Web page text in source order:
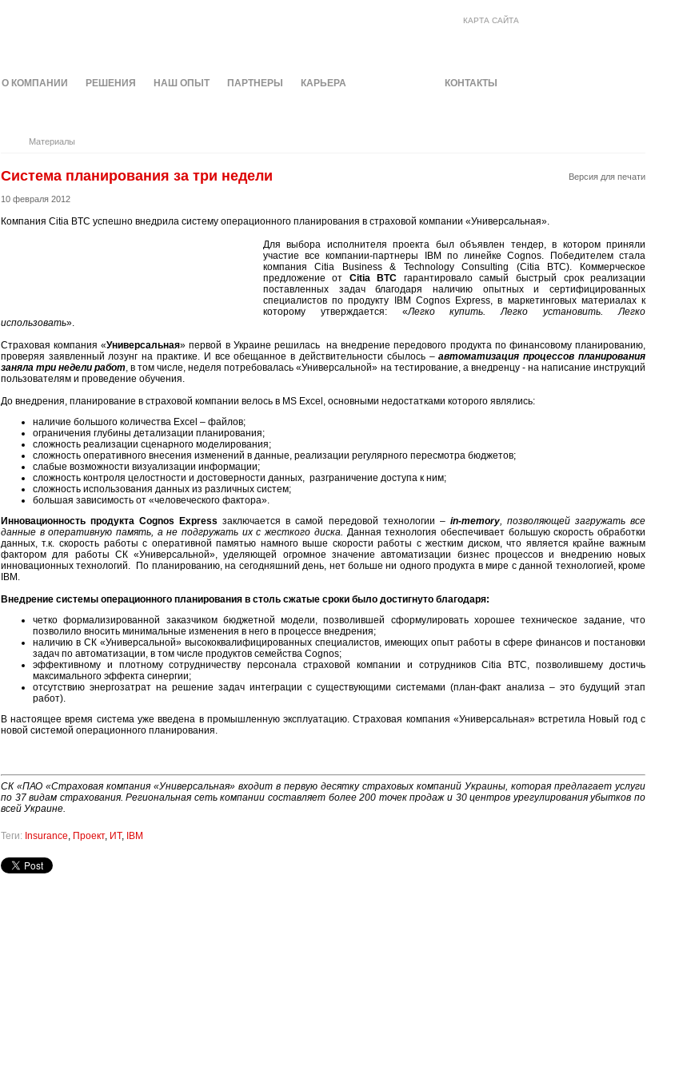
КАРТА САЙТА
О КОМПАНИИ РЕШЕНИЯ НАШ ОПЫТ ПАРТНЕРЫ КАРЬЕРА КОНТАКТЫ
Материалы
Версия для печати
Система планирования за три недели
10 февраля 2012
Компания Citia BTC успешно внедрила систему операционного планирования в страховой компании «Универсальная».
Для выбора исполнителя проекта был объявлен тендер, в котором приняли
участие все компании-партнеры IBM по линейке Cognos. Победителем стала
компания Citia Business & Technology Consulting (Citia BTC). Коммерческое
предложение от Citia BTC гарантировало самый быстрый срок реализации
поставленных задач благодаря наличию опытных и сертифицированных
специалистов по продукту IBM Cognos Express, в маркетинговых материалах к
которому утверждается: «Легко купить. Легко установить. Легко
использовать».
Страховая компания «Универсальная» первой в Украине решилась на внедрение передового продукта по финансовому планированию,
проверяя заявленный лозунг на практике. И все обещанное в действительности сбылось –автоматизация процессов планирования
заняла три недели работ, в том числе, неделя потребовалась «Универсальной» на тестирование, а внедренцу - на написание инструкций
пользователям и проведение обучения.
До внедрения, планирование в страховой компании велось в MS Excel, основными недостатками которого являлись:
наличие большого количества Excel – файлов;
ограничения глубины детализации планирования;
сложность реализации сценарного моделирования;
сложность оперативного внесения изменений в данные, реализации регулярного пересмотра бюджетов;
слабые возможности визуализации информации;
сложность контроля целостности и достоверности данных, разграничение доступа к ним;
сложность использования данных из различных систем;
большая зависимость от «человеческого фактора».
Инновационность продукта Cognos Express заключается в самой передовой технологии – in-memory, позволяющей загружать все
данные в оперативную память, а не подгружать их с жесткого диска. Данная технология обеспечивает большую скорость обработки
данных, т.к. скорость работы с оперативной памятью намного выше скорости работы с жестким диском, что является крайне важным
фактором для работы СК «Универсальной», уделяющей огромное значение автоматизации бизнес процессов и внедрению новых
инновационных технологий. По планированию, на сегодняшний день, нет больше ни одного продукта в мире с данной технологией, кроме
IBM.
Внедрение системы операционного планирования в столь сжатые сроки было достигнуто благодаря:
четко формализированной заказчиком бюджетной модели, позволившей сформулировать хорошее техническое задание, что
позволило вносить минимальные изменения в него в процессе внедрения;
наличию в СК «Универсальной» высококвалифицированных специалистов, имеющих опыт работы в сфере финансов и постановки
задач по автоматизации, в том числе продуктов семейства Cognos;
эффективному и плотному сотрудничеству персонала страховой компании и сотрудников Citia BTC, позволившему достичь
максимального эффекта синергии;
отсутствию энергозатрат на решение задач интеграции с существующими системами (план-факт анализа – это будущий этап
работ).
В настоящее время система уже введена в промышленную эксплуатацию. Страховая компания «Универсальная» встретила Новый год с
новой системой операционного планирования.
СК «ПАО «Страховая компания «Универсальная» входит в первую десятку страховых компаний Украины, которая предлагает услуги
по 37 видам страхования. Региональная сеть компании составляет более 200 точек продаж и 30 центров урегулирования убытков по
всей Украине.
Теги: Insurance, Проект, ИТ, IBM